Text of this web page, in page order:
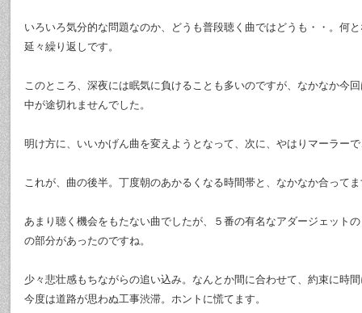
いろいろ気分的な問題なのか、どうも普段聴く曲ではどうも・・。何
延々繰り返しです。
このところ、深夜には眠気に負けることも多いのですが、なかなか今
中が途切れませんでした。
明け方に、いいかげん曲を変えようとなって、次に、やはりマーラー
これが、曲の後半。丁度朝のあかるくなる時間帯と、なかなか合って
あまり聴く機会をもたない曲でしたが、５番の有名なアダージェット
の部分があったのですね。
少々悲壮感もちながらの追い込み。なんとか間に合わせて、約束に時
今度は道路が思わぬ工事渋滞。ホントに慌てます。